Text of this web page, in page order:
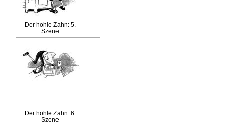
Der hohle Zahn: 5.
Szene
Der hohle Zahn: 6.
Szene